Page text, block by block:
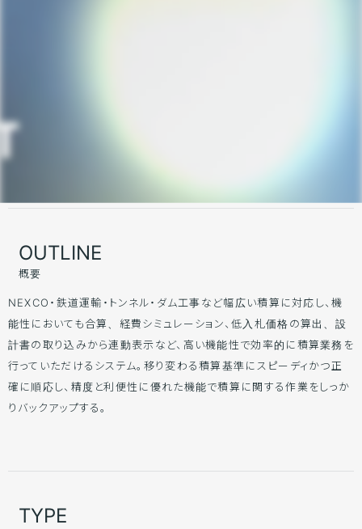
OUTLINE
概要
NEXCO・鉄道運輸・トンネル・ダム工事など幅広い積算に対応し、機
能性においても合算、経費シミュレーション、低入札価格の算出、設
計書の取り込みから連動表示など、高い機能性で効率的に積算業務を
行っていただけるシステム。移り変わる積算基準にスピーディかつ正
確に順応し、精度と利便性に優れた機能で積算に関する作業をしっか
りバックアップする。
TYPE